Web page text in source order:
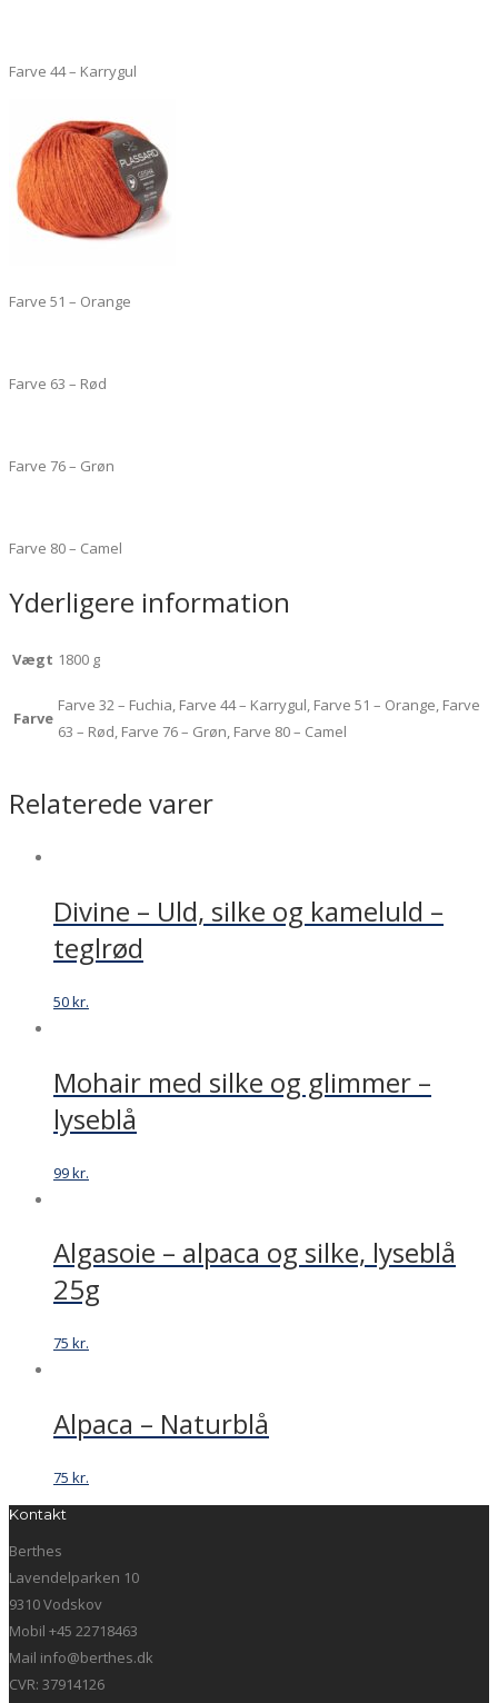
Farve 44 – Karrygul
Farve 51 – Orange
Farve 63 – Rød
Farve 76 – Grøn
Farve 80 – Camel
Yderligere information
Vægt 1800 g
Farve
Farve 32 – Fuchia, Farve 44 – Karrygul, Farve 51 – Orange, Farve
63 – Rød, Farve 76 – Grøn, Farve 80 – Camel
Relaterede varer
Divine – Uld, silke og kameluld –
teglrød
50kr.
Mohair med silke og glimmer –
lyseblå
99kr.
Algasoie – alpaca og silke, lyseblå
25g
75 kr.
Alpaca – Naturblå
75 kr.
Kontakt
Berthes
Lavendelparken 10
9310 Vodskov
Mobil +45 22718463
Mail info@berthes.dk
CVR: 37914126